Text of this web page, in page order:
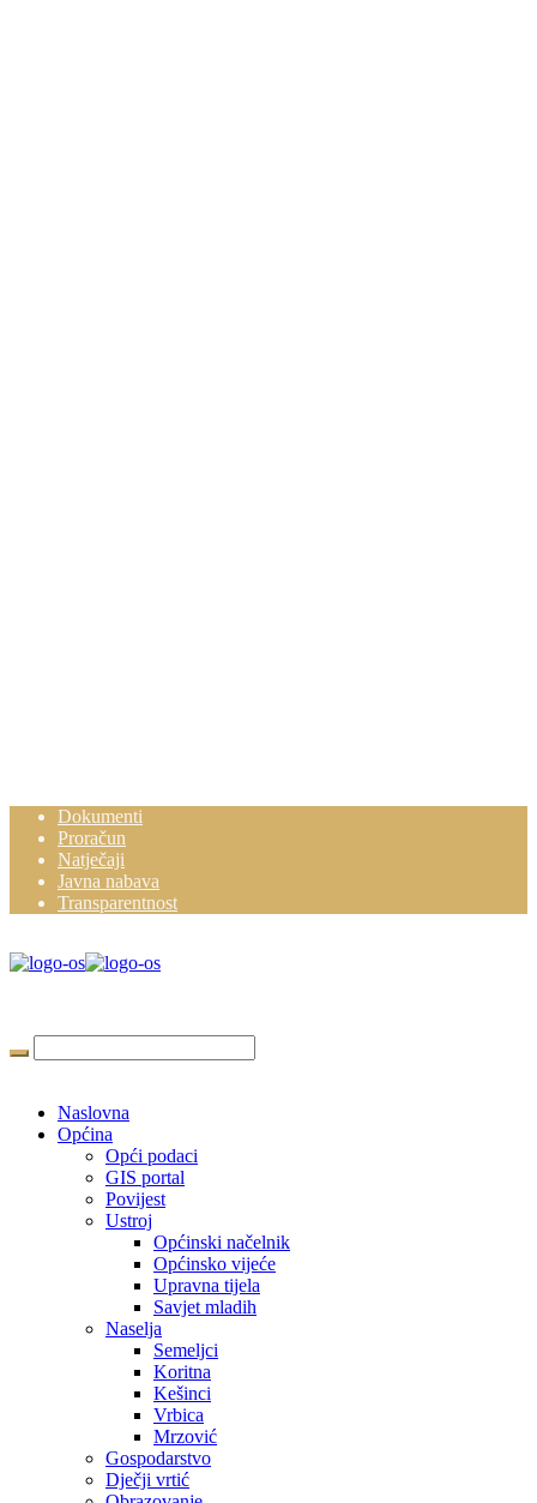
Dokumenti
Proračun
Natječaji
Javna nabava
Transparentnost
Naslovna
Općina
Opći podaci
GIS portal
Povijest
Ustroj
Općinski načelnik
Općinsko vijeće
Upravna tijela
Savjet mladih
Naselja
Semeljci
Koritna
Kešinci
Vrbica
Mrzović
Gospodarstvo
Dječji vrtić